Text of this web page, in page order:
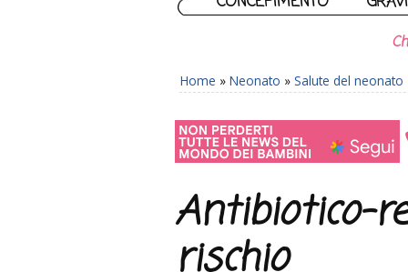
Home » Neonato » Salute del neonato
Antibiotico-
rischio